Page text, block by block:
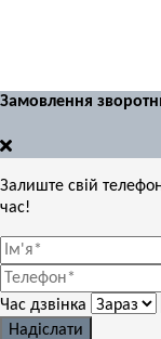
Замовлення
Залиште свій
час!
Час дзвінка
Надіслати